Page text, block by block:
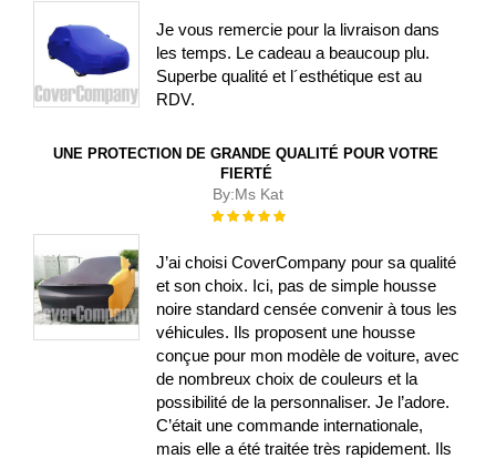
Je vous remercie pour la livraison dans
les temps. Le cadeau a beaucoup plu.
Superbe qualité et l´esthétique est au
RDV.
UNE PROTECTION DE GRANDE QUALITÉ POUR VOTRE
FIERTÉ
By:Ms Kat
Évaluation :
J’ai choisi CoverCompany pour sa qualité
et son choix. Ici, pas de simple housse
noire standard censée convenir à tous les
véhicules. Ils proposent une housse
conçue pour mon modèle de voiture, avec
de nombreux choix de couleurs et la
possibilité de la personnaliser. Je l’adore.
C’était une commande internationale,
mais elle a été traitée très rapidement. Ils